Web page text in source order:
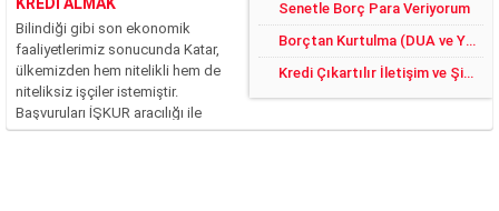
Bilindiği gibi son ekonomik
faaliyetlerimiz sonucunda Katar,
ülkemizden hem nitelikli hem de
niteliksiz işçiler istemiştir.
Başvuruları İŞKUR aracılığı ile
yapılan bu işler, ciddi şekilde
Senetle Borç Para Veriyorum
Borçtan Kurtulma (DUA ve YÖNTEMLER)
Kredi Çıkartılır İletişim ve Şikayet